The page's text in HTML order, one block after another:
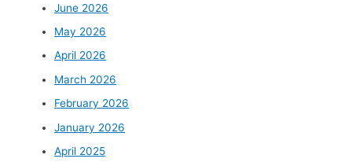
June 2026
May 2026
April 2026
March 2026
February 2026
January 2026
April 2025